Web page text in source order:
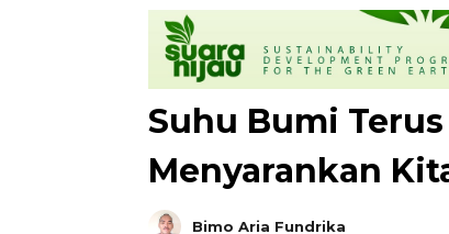
Suhu Bumi
Menyarankan
Bimo Aria Fundrika